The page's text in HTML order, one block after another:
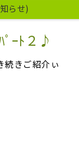
らせ)
ﾟｰﾄ２♪
続きご紹介ぃ